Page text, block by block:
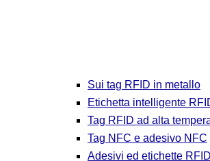
Sui tag RFID in metallo
Etichetta intelligente
Tag RFID ad alta
Tag NFC e adesivo NFC
Adesivi ed etichette RFID